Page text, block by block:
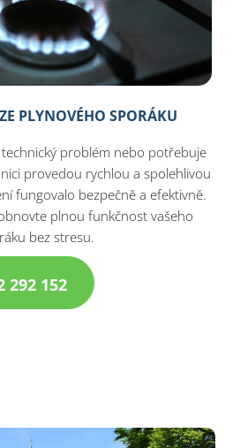
PLYNOVÉHO SPORÁKU
problém nebo potřebuje
provedou rychlou a spolehlivou
fungovalo bezpečně a efektivně.
plnou funkčnost vašeho
bez stresu.
292 152